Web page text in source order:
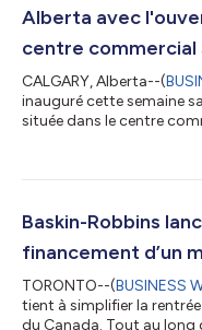
Alberta avec
centre commercial
CALGARY, Alberta--(
inauguré cette semaine
située dans le centre
sixième à ouvrir ses
expansion sur les
Baskin-Robbins
financement d’un
TORONTO--(BUSINESS
tient à simplifier la
du Canada. Tout au long